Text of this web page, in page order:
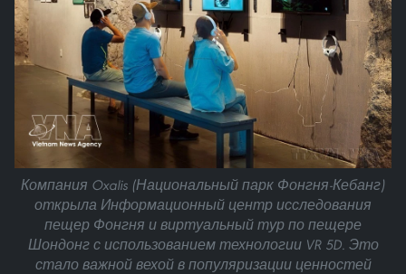
Компания Oxalis (Национальный парк Фонгня-Кебанг)
открыла Информационный центр исследования
пещер Фонгня и виртуальный тур по пещере
Шондонг с использованием технологии VR 5D. Это
стало важной вехой в популяризации ценностей